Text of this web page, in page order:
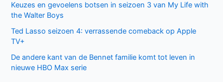
Keuzes en gevoelens botsen in seizoen 3 van My Life with
the Walter Boys
Ted Lasso seizoen 4: verrassende comeback op Apple
TV+
De andere kant van de Bennet familie komt tot leven in
nieuwe HBO Max serie